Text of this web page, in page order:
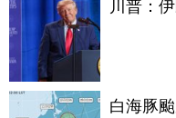
川普：
白海豚